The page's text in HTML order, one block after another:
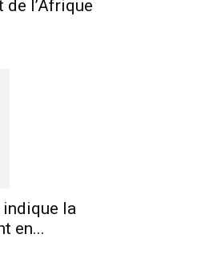
de l’Afrique
indique la
en...